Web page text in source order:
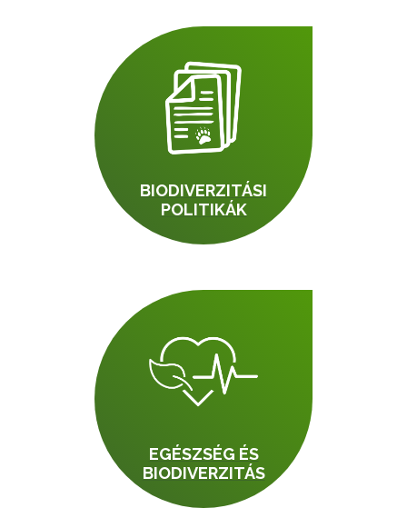
BIODIVERZITÁSI
POLITIKÁK
EGÉSZSÉG ÉS
BIODIVERZITÁS